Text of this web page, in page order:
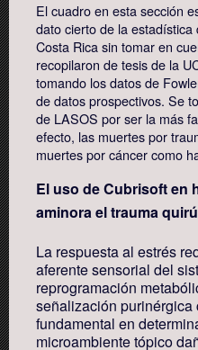
El cuadro en esta sección
dato cierto de la
Costa Rica sin tomar en
recopilaron de tesis de la
tomando los datos de
de datos prospectivos. Se
de LASOS por ser la más
efecto, las muertes por
muertes por cáncer como
El uso de Cubrisoft en
aminora el trauma
La respuesta al estrés
aferente sensorial del
reprogramación
señalización
fundamental en
microambiente tópico